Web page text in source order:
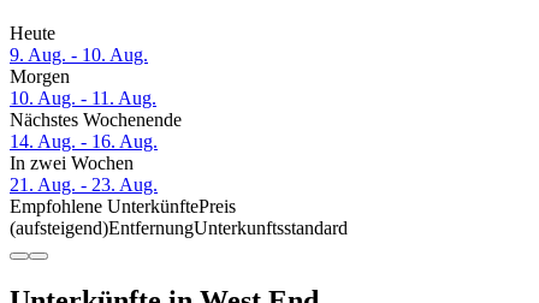
Heute
9. Aug. - 10. Aug.
Morgen
10. Aug. - 11. Aug.
Nächstes Wochenende
14. Aug. - 16. Aug.
In zwei Wochen
21. Aug. - 23. Aug.
Empfohlene UnterkünftePreis
(aufsteigend)EntfernungUnterkunftsstandard